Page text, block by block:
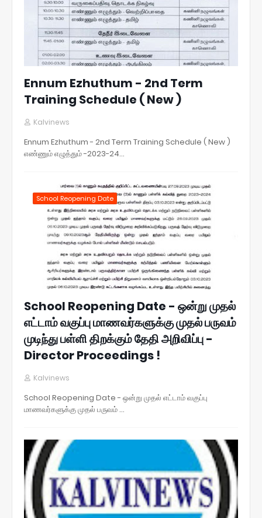
Ennum Ezhuthum - 2nd Term
Training Schedule ( New )
Kalvinews
Ennum Ezhuthum - 2nd Term Training Schedule ( New )
எண்ணும் எழுத்தும் -2023-24…
School Reopening Date
School Reopening Date - ஒன்று முதல்
எட்டாம் வகுப்பு மாணவர்களுக்கு முதல் பருவம்
முடிந்து பள்ளி திறக்கும் தேதி அறிவிப்பு -
Director Proceedings !
Kalvinews
School Reopening Date - ஒன்று முதல் எட்டாம் வகுப்பு
மாணவர்களுக்கு முதல் பருவம் …